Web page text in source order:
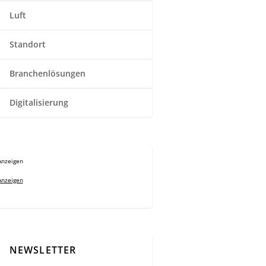
Luft
Standort
Branchenlösungen
Digitalisierung
NEWSLETTER